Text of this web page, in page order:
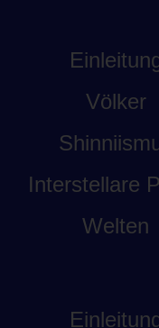
Völker
Interstellare
Welten